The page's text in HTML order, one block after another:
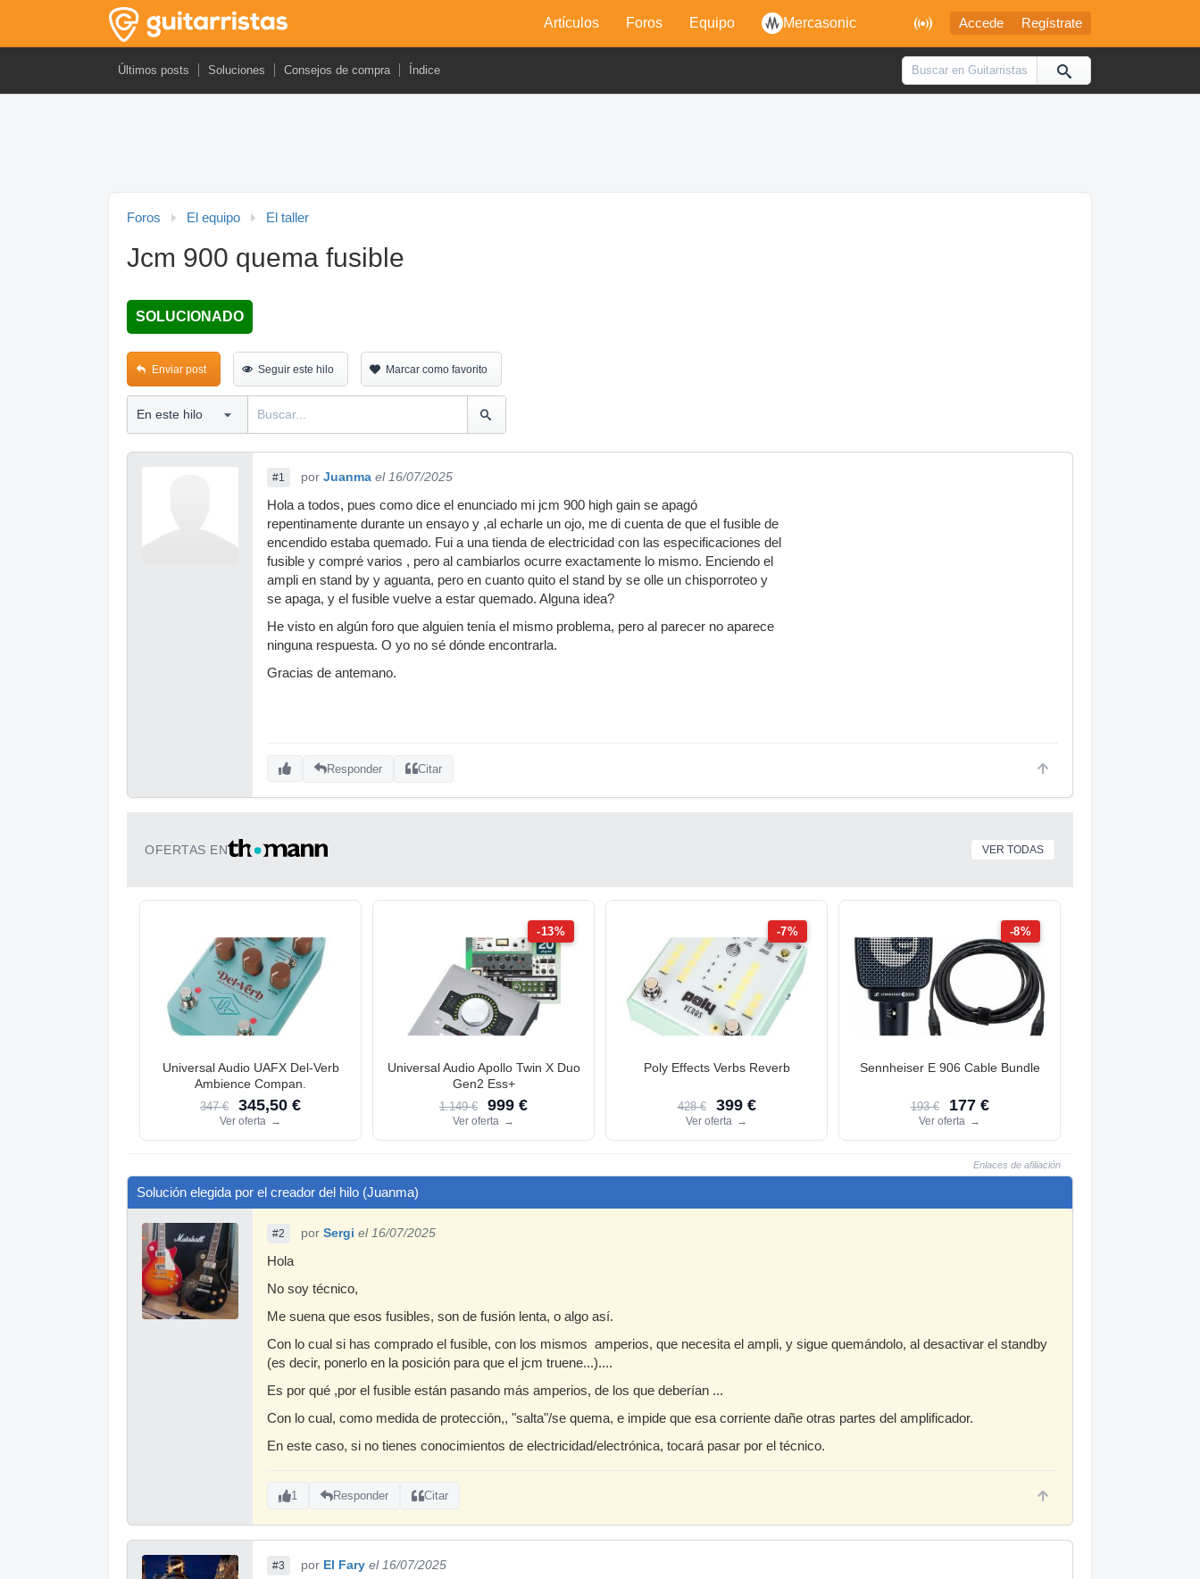
 Accede Regístrate
Artículos Foros Equipo Mercasonic
Últimos posts Soluciones Consejos de compra Índice
Foros El equipo El taller
Jcm 900 quema fusible
SOLUCIONADO
Enviar post Seguir este hilo Marcar como favorito
#1 por Juanma el 16/07/2025
Hola a todos, pues como dice el enunciado mi jcm 900 high gain se apagó
repentinamente durante un ensayo y ,al echarle un ojo, me di cuenta de que el fusible de
encendido estaba quemado. Fui a una tienda de electricidad con las especificaciones del
fusible y compré varios , pero al cambiarlos ocurre exactamente lo mismo. Enciendo el
ampli en stand by y aguanta, pero en cuanto quito el stand by se olle un chisporroteo y
se apaga, y el fusible vuelve a estar quemado. Alguna idea?
He visto en algún foro que alguien tenía el mismo problema, pero al parecer no aparece
ninguna respuesta. O yo no sé dónde encontrarla.
Gracias de antemano.
Responder Citar
OFERTAS EN VER TODAS
Universal Audio UAFX Del-Verb
Ambience Compan.
347 € 345,50 €
Ver oferta →
-13%
Universal Audio Apollo Twin X Duo
Gen2 Ess+
1.149 € 999 €
Ver oferta →
-7%
Poly Effects Verbs Reverb
428 € 399 €
Ver oferta →
-8%
Sennheiser E 906 Cable Bundle
193 € 177 €
Ver oferta →
Enlaces de afiliación
Solución elegida por el creador del hilo (Juanma)
#2 por Sergi el 16/07/2025
Hola
No soy técnico,
Me suena que esos fusibles, son de fusión lenta, o algo así.
Con lo cual si has comprado el fusible, con los mismos amperios, que necesita el ampli, y sigue quemándolo, al desactivar el standby
(es decir, ponerlo en la posición para que el jcm truene...)....
Es por qué ,por el fusible están pasando más amperios, de los que deberían ...
Con lo cual, como medida de protección,, "salta"/se quema, e impide que esa corriente dañe otras partes del amplificador.
En este caso, si no tienes conocimientos de electricidad/electrónica, tocará pasar por el técnico.
1 Responder Citar
#3 por El Fary el 16/07/2025